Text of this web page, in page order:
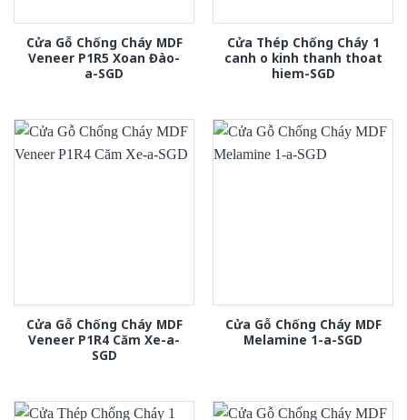
Cửa Gỗ Chống Cháy MDF
Veneer P1R5 Xoan Đào-
a-SGD
Cửa Thép Chống Cháy 1
canh o kinh thanh thoat
hiem-SGD
Cửa Gỗ Chống Cháy MDF
Veneer P1R4 Căm Xe-a-
SGD
Cửa Gỗ Chống Cháy MDF
Melamine 1-a-SGD